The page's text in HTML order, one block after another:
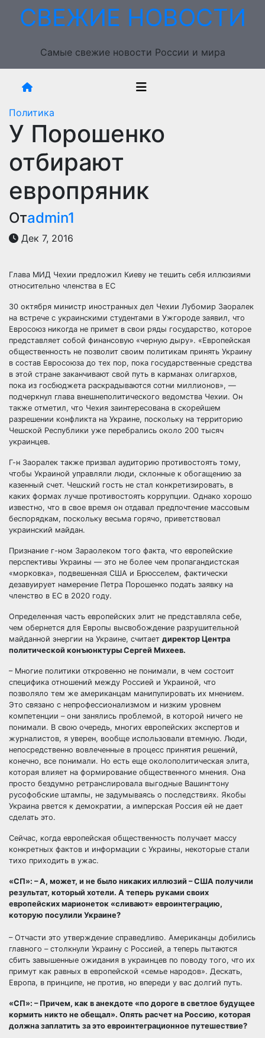
ПерейтиСВЕЖИЕ НОВОСТИ
Самые свежие новости России и мира
Политика
У Порошенко
отбирают
европряник
Отadmin1
Дек 7, 2016
Глава МИД Чехии предложил Киеву не тешить себя иллюзиями
относительно членства в ЕС
30 октября министр иностранных дел Чехии Лубомир Заоралек
на встрече с украинскими студентами в Ужгороде заявил, что
Евросоюз никогда не примет в свои ряды государство, которое
представляет собой финансовую «черную дыру». «Европейская
общественность не позволит своим политикам принять Украину
в состав Евросоюза до тех пор, пока государственные средства
в этой стране заканчивают свой путь в карманах олигархов,
пока из госбюджета раскрадываются сотни миллионов», —
подчеркнул глава внешнеполитического ведомства Чехии. Он
также отметил, что Чехия заинтересована в скорейшем
разрешении конфликта на Украине, поскольку на территорию
Чешской Республики уже перебрались около 200 тысяч
украинцев.
Г-н Заоралек также призвал аудиторию противостоять тому,
чтобы Украиной управляли люди, склонные к обогащению за
казенный счет. Чешский гость не стал конкретизировать, в
каких формах лучше противостоять коррупции. Однако хорошо
известно, что в свое время он отдавал предпочтение массовым
беспорядкам, поскольку весьма горячо, приветствовал
украинский майдан.
Признание г-ном Зараолеком того факта, что европейские
перспективы Украины — это не более чем пропагандистская
«морковка», подвешенная США и Брюсселем, фактически
дезавуирует намерение Петра Порошенко подать заявку на
членство в ЕС в 2020 году.
Определенная часть европейских элит не представляла себе,
чем обернется для Европы высвобождение разрушительной
майданной энергии на Украине, считает директор Центра
политической конъюнктуры Сергей Михеев.
– Многие политики откровенно не понимали, в чем состоит
специфика отношений между Россией и Украиной, что
позволяло тем же американцам манипулировать их мнением.
Это связано с непрофессионализмом и низким уровнем
компетенции – они занялись проблемой, в которой ничего не
понимали. В свою очередь, многих европейских экспертов и
журналистов, я уверен, вообще использовали втемную. Люди,
непосредственно вовлеченные в процесс принятия решений,
конечно, все понимали. Но есть еще околополитическая элита,
которая влияет на формирование общественного мнения. Она
просто бездумно ретранслировала выгодные Вашингтону
русофобские штампы, не задумываясь о последствиях. Якобы
Украина рвется к демократии, а имперская Россия ей не дает
сделать это.
Сейчас, когда европейская общественность получает массу
конкретных фактов и информации с Украины, некоторые стали
тихо приходить в ужас.
«СП»: – А, может, и не было никаких иллюзий – США получили
результат, который хотели. А теперь руками своих
европейских марионеток «сливают» евроинтеграцию,
которую посулили Украине?
– Отчасти это утверждение справедливо. Американцы добились
главного – столкнули Украину с Россией, а теперь пытаются
сбить завышенные ожидания в украинцев по поводу того, что их
примут как равных в европейской «семье народов». Дескать,
Европа, в принципе, не против, но впереди у вас долгий путь.
«СП»: – Причем, как в анекдоте «по дороге в светлое будущее
кормить никто не обещал». Опять расчет на Россию, которая
должна заплатить за это евроинтеграционное путешествие?